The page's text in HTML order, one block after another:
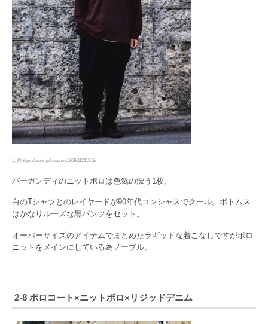
出典https://wear.jp/downey1209/11211918/
バーガンディのニットポロは色気の漂う1枚。
白のTシャツとのレイヤードが90年代コンシャスでクール。ボトムス
はかなりルーズな黒パンツをセット。
オーバーサイズのアイテムでまとめたラギッドな着こなしですがポロ
ニットをメインにしている為ノーブル。
2-8 ポロコート×ニットポロ×リジッドデニム